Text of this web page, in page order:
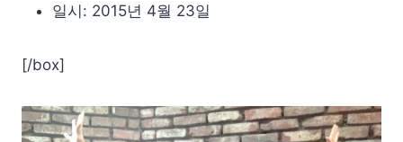
일시: 2015년 4월 23일
[/box]